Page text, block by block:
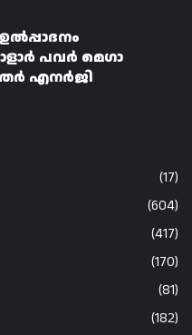
പവർ മെഗാ
എനർജി
(17)
(604)
(417)
(170)
(81)
(182)